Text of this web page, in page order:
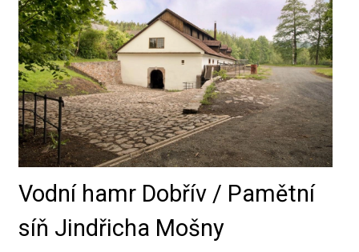
Vodní hamr Dobřív / Pamětní
síň Jindřicha Mošny